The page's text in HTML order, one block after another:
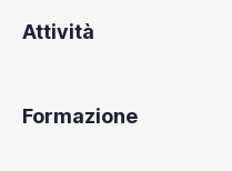
Attività
Formazione